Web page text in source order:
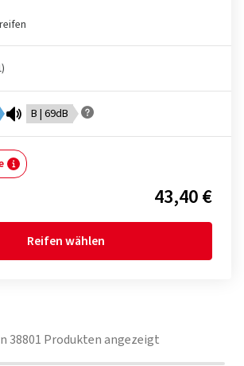
B | 69dB
43,40 €
Reifen wählen
38801 Produkten angezeigt